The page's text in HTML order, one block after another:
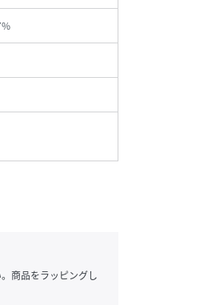
商品をラッピングし